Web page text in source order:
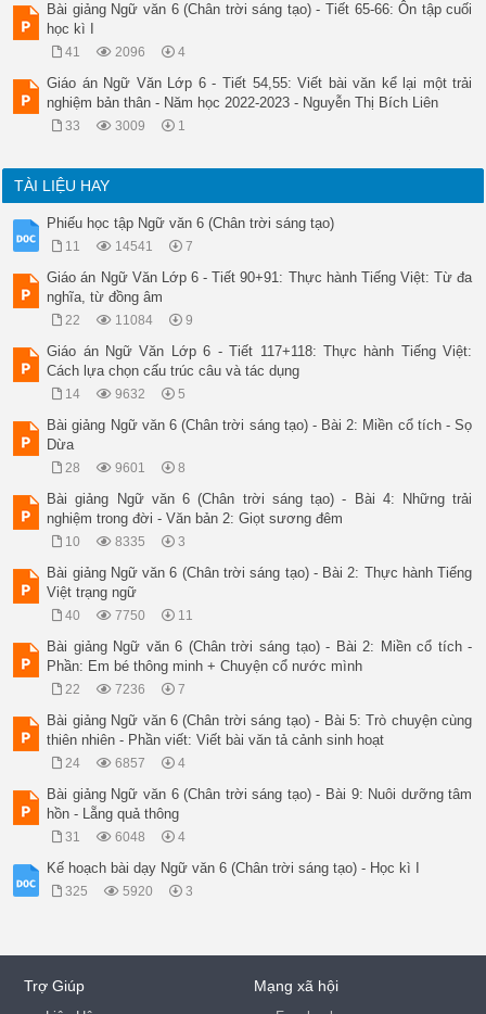
Bài giảng Ngữ văn 6 (Chân trời sáng tạo) - Tiết 65-66: Ôn tập cuối
học kì I
41 2096 4
Giáo án Ngữ Văn Lớp 6 - Tiết 54,55: Viết bài văn kể lại một trải
nghiệm bản thân - Năm học 2022-2023 - Nguyễn Thị Bích Liên
33 3009 1
TÀI LIỆU HAY
Phiếu học tập Ngữ văn 6 (Chân trời sáng tạo)
11 14541 7
Giáo án Ngữ Văn Lớp 6 - Tiết 90+91: Thực hành Tiếng Việt: Từ đa
nghĩa, từ đồng âm
22 11084 9
Giáo án Ngữ Văn Lớp 6 - Tiết 117+118: Thực hành Tiếng Việt:
Cách lựa chọn cấu trúc câu và tác dụng
14 9632 5
Bài giảng Ngữ văn 6 (Chân trời sáng tạo) - Bài 2: Miền cổ tích - Sọ
Dừa
28 9601 8
Bài giảng Ngữ văn 6 (Chân trời sáng tạo) - Bài 4: Những trải
nghiệm trong đời - Văn bản 2: Giọt sương đêm
10 8335 3
Bài giảng Ngữ văn 6 (Chân trời sáng tạo) - Bài 2: Thực hành Tiếng
Việt trạng ngữ
40 7750 11
Bài giảng Ngữ văn 6 (Chân trời sáng tạo) - Bài 2: Miền cổ tích -
Phần: Em bé thông minh + Chuyện cổ nước mình
22 7236 7
Bài giảng Ngữ văn 6 (Chân trời sáng tạo) - Bài 5: Trò chuyện cùng
thiên nhiên - Phần viết: Viết bài văn tả cảnh sinh hoạt
24 6857 4
Bài giảng Ngữ văn 6 (Chân trời sáng tạo) - Bài 9: Nuôi dưỡng tâm
hồn - Lẵng quả thông
31 6048 4
Kế hoạch bài dạy Ngữ văn 6 (Chân trời sáng tạo) - Học kì I
325 5920 3
Trợ Giúp Mạng xã hội